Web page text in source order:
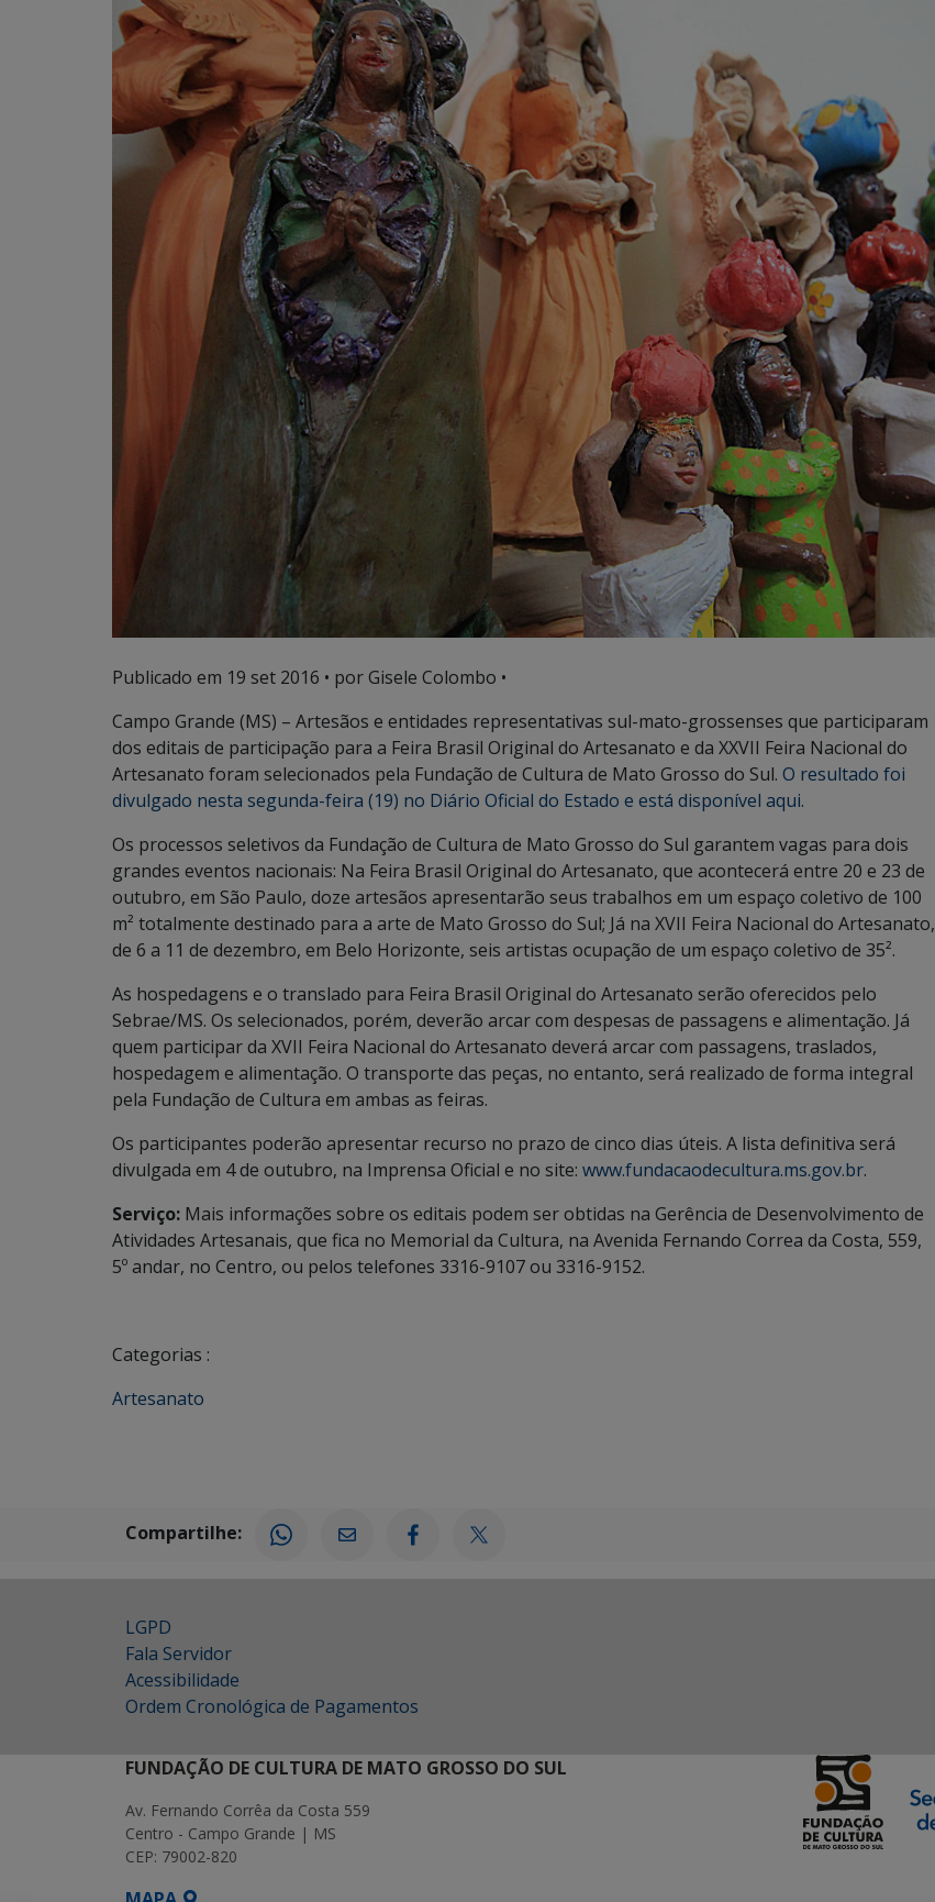
Publicado em 19 set 2016 • por Gisele Colombo •
Campo Grande (MS) – Artesãos e entidades representativas sul-mato-grossenses que participaram
dos editais de participação para a Feira Brasil Original do Artesanato e da XXVII Feira Nacional do
Artesanato foram selecionados pela Fundação de Cultura de Mato Grosso do Sul. O resultado foi
divulgado nesta segunda-feira (19) no Diário Oficial do Estado e está disponível aqui.
Os processos seletivos da Fundação de Cultura de Mato Grosso do Sul garantem vagas para dois
grandes eventos nacionais: Na Feira Brasil Original do Artesanato, que acontecerá entre 20 e 23 de
outubro, em São Paulo, doze artesãos apresentarão seus trabalhos em um espaço coletivo de 100
m² totalmente destinado para a arte de Mato Grosso do Sul; Já na XVII Feira Nacional do Artesanato,
de 6 a 11 de dezembro, em Belo Horizonte, seis artistas ocupação de um espaço coletivo de 35².
As hospedagens e o translado para Feira Brasil Original do Artesanato serão oferecidos pelo
Sebrae/MS. Os selecionados, porém, deverão arcar com despesas de passagens e alimentação. Já
quem participar da XVII Feira Nacional do Artesanato deverá arcar com passagens, traslados,
hospedagem e alimentação. O transporte das peças, no entanto, será realizado de forma integral
pela Fundação de Cultura em ambas as feiras.
Os participantes poderão apresentar recurso no prazo de cinco dias úteis. A lista definitiva será
divulgada em 4 de outubro, na Imprensa Oficial e no site: www.fundacaodecultura.ms.gov.br.
Serviço: Mais informações sobre os editais podem ser obtidas na Gerência de Desenvolvimento de
Atividades Artesanais, que fica no Memorial da Cultura, na Avenida Fernando Correa da Costa, 559,
5º andar, no Centro, ou pelos telefones 3316-9107 ou 3316-9152.
Categorias :
Artesanato
Compartilhe:
LGPD
Fala Servidor
Acessibilidade
Ordem Cronológica de Pagamentos
FUNDAÇÃO DE CULTURA DE MATO GROSSO DO SUL
Av. Fernando Corrêa da Costa 559
Centro - Campo Grande | MS
CEP: 79002-820